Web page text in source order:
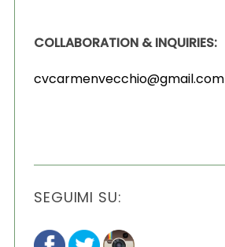
COLLABORATION & INQUIRIES:
cvcarmenvecchio@gmail.com
SEGUIMI SU: